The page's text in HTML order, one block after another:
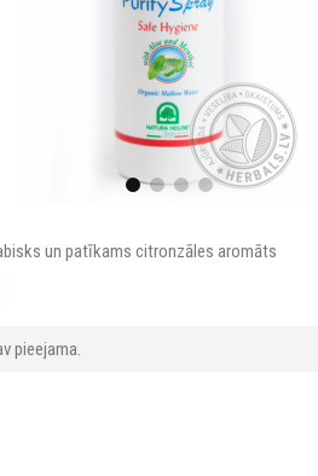
un patīkams citronzāles aromāts
pieejama.